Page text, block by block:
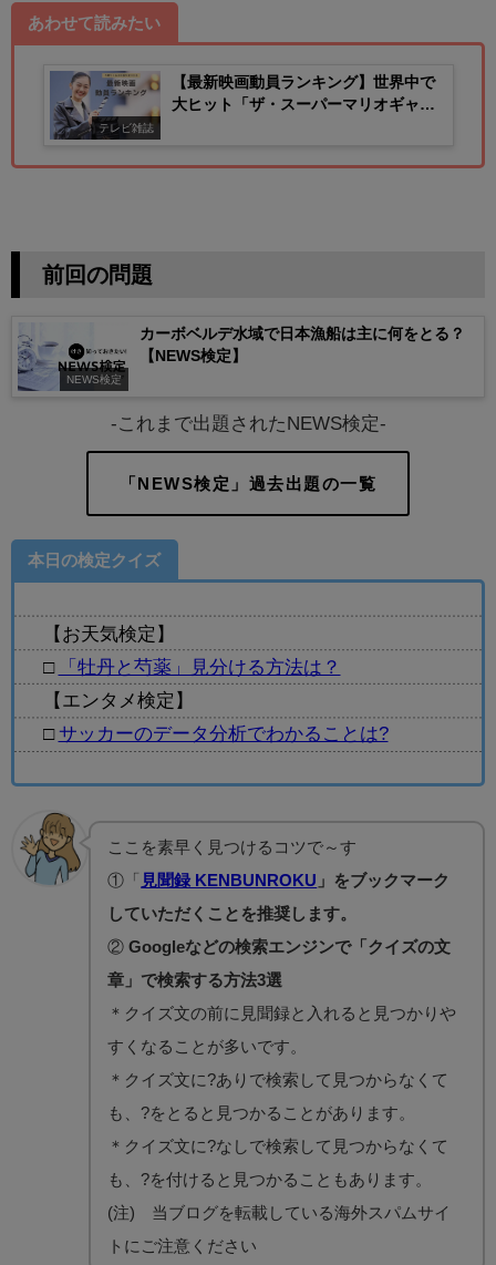
あわせて読みたい
テレビ雑誌
【最新映画動員ランキング】世界中で
大ヒット「ザ・スーパーマリオギャラ
前回の問題
NEWS検定
カーボベルデ水域で日本漁船は主に何をとる？
【NEWS検定】
-これまで出題されたNEWS検定-
「NEWS検定」過去出題の一覧
本日の検定クイズ
【お天気検定】
□
「牡丹と芍薬」見分ける方法は？
【エンタメ検定】
□サッカーのデータ分析でわかることは?
ここを素早く見つけるコツで～す
①「 見聞録 KENBUNROKU 」をブックマーク
していただくことを推奨します。
②Googleなどの検索エンジンで「クイズの文
章」で検索する方法3選
＊クイズ文の前に見聞録と入れると見つかりや
すくなることが多いです。
＊クイズ文に?ありで検索して見つからなくて
も、?をとると見つかることがあります。
＊クイズ文に?なしで検索して見つからなくて
も、?を付けると見つかることもあります。
(注) 当ブログを転載している海外スパムサイ
トにご注意ください